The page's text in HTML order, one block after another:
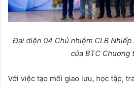
Đại diện 04 Chủ nhiệm CLB
của BTC Chương
Với việc tạo mối giao lưu, học tập,